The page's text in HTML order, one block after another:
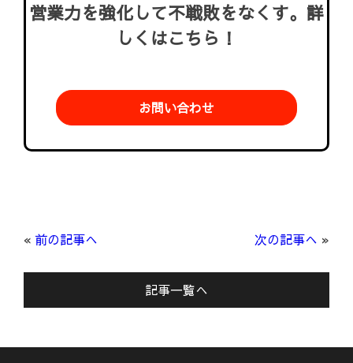
営業力を強化して不戦敗をなくす。詳
しくはこちら！
お問い合わせ
« 前の記事へ 次の記事へ »
記事一覧へ